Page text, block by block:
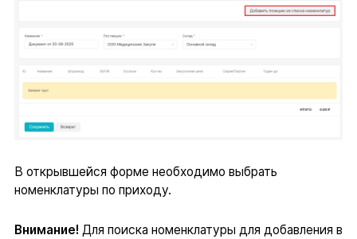
В открывшейся форме необходимо выбрать
номенклатуры по приходу.
Внимание! Для поиска номенклатуры для добавления в